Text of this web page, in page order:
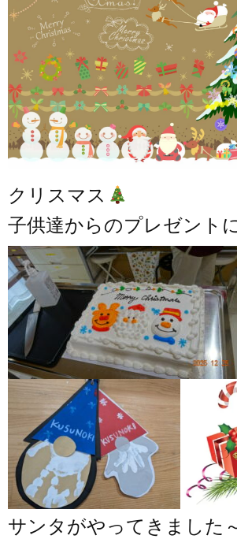
クリスマス
子供達からのプレゼント
サンタがやってきました